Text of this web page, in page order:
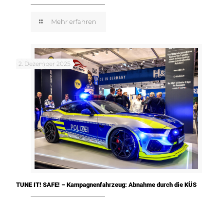
Mehr erfahren
2. Dezember 2025
TUNE IT! SAFE! – Kampagnenfahrzeug: Abnahme durch die KÜS